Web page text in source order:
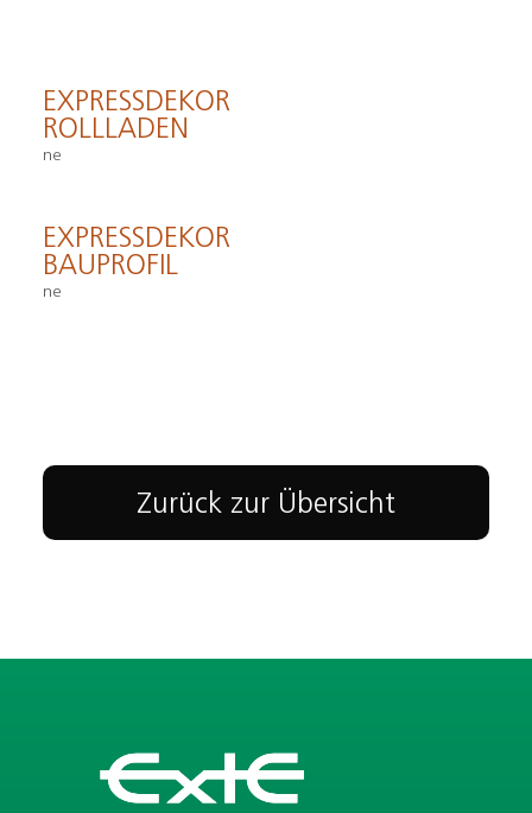
EXPRESSDEKOR
ROLLLADEN
ne
EXPRESSDEKOR
BAUPROFIL
ne
Zurück zur Übersicht